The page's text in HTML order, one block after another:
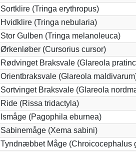
Sortklire (Tringa erythropus)
Hvidklire (Tringa nebularia)
Stor Gulben (Tringa melanoleuca)
Ørkenløber (Cursorius cursor)
Rødvinget Braksvale (Glareola
Orientbraksvale (Glareola
Sortvinget Braksvale (Glareola
Ride (Rissa tridactyla)
Ismåge (Pagophila eburnea)
Sabinemåge (Xema sabini)
Tyndnæbbet Måge (Chroicocephalus